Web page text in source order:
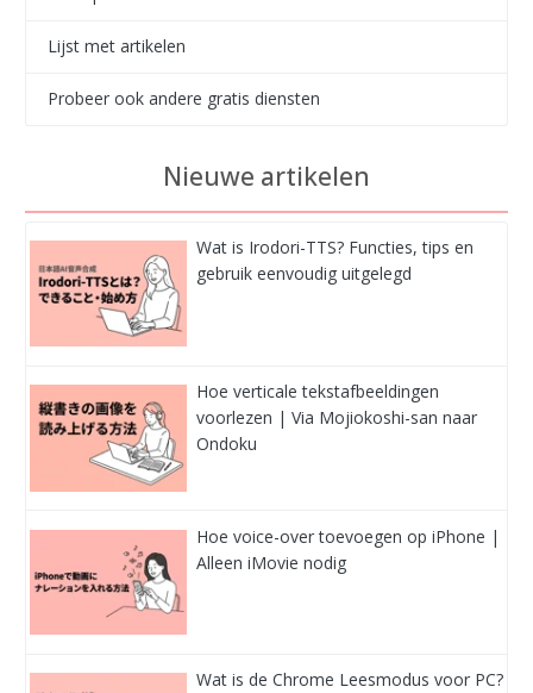
Lijst met artikelen
Probeer ook andere gratis diensten
Nieuwe artikelen
Wat is Irodori-TTS? Functies, tips en
gebruik eenvoudig uitgelegd
Hoe verticale tekstafbeeldingen
voorlezen | Via Mojiokoshi-san naar
Ondoku
Hoe voice-over toevoegen op iPhone |
Alleen iMovie nodig
Wat is de Chrome Leesmodus voor PC?